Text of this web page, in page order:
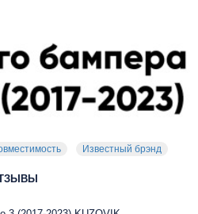
Известный брэнд